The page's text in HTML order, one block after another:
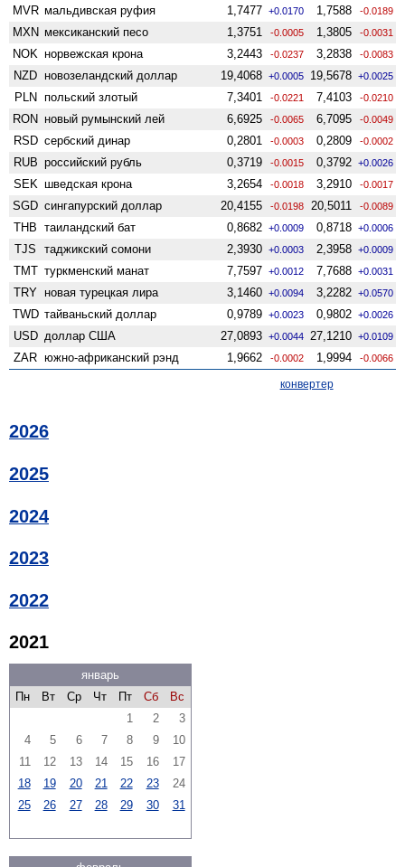
MVR мальдивская руфия 1,7477 +0.0170 1,7588 -0.0189
MXN мексиканский песо 1,3751 -0.0005 1,3805 -0.0031
NOK норвежская крона 3,2443 -0.0237 3,2838 -0.0083
NZD ново­зеландский доллар 19,4068 +0.0005 19,5678 +0.0025
PLN польский злотый 7,3401 -0.0221 7,4103 -0.0210
RON новый румынский лей 6,6925 -0.0065 6,7095 -0.0049
RSD сербский динар 0,2801 -0.0003 0,2809 -0.0002
RUB российский рубль 0,3719 -0.0015 0,3792 +0.0026
SEK шведская крона 3,2654 -0.0018 3,2910 -0.0017
SGD сингапурский доллар 20,4155 -0.0198 20,5011 -0.0089
THB таиландский бат 0,8682 +0.0009 0,8718 +0.0006
TJS таджикский сомони 2,3930 +0.0003 2,3958 +0.0009
TMT туркменский манат 7,7597 +0.0012 7,7688 +0.0031
TRY новая турецкая лира 3,1460 +0.0094 3,2282 +0.0570
TWD тайваньский доллар 0,9789 +0.0023 0,9802 +0.0026
USD доллар США 27,0893 +0.0044 27,1210 +0.0109
ZAR южно-африканский рэнд 1,9662 -0.0002 1,9994 -0.0066
конвертер
2026
2025
2024
2023
2022
2021
январь
Пн
Вт Ср Чт Пт Сб
Вс
1
2
3
4
5 6 7 8 9
10
11
12 13 14 15 16
17
18
19 20 21 22 23
24
25
26 27 28 29 30 31